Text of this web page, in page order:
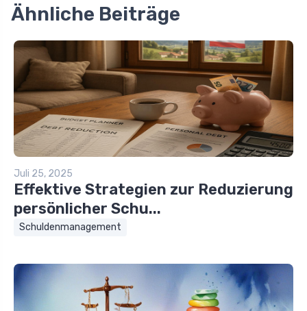
Ähnliche Beiträge
Juli 25, 2025
Effektive Strategien zur Reduzierung
persönlicher Schu...
Schuldenmanagement